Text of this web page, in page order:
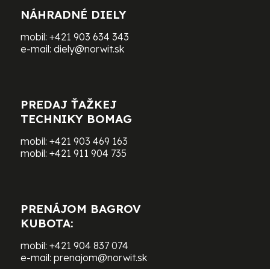
NÁHRADNÉ DIELY
mobil: +421 903 634 343
e-mail: diely@norwit.sk
PREDAJ ŤAŽKEJ
TECHNIKY BOMAG
mobil: +421 903 469 163
mobil: +421 911 904 735
PRENÁJOM BAGROV
KUBOTA:
mobil: +421 904 837 074
e-mail: prenajom@norwit.sk